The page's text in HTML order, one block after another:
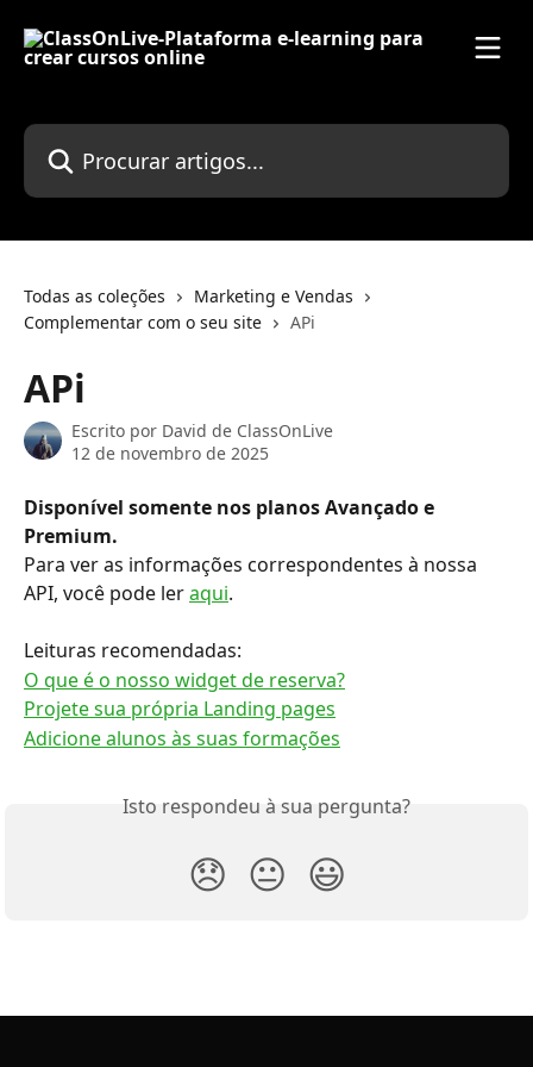
Procurar artigos...
Todas as coleções
Marketing e Vendas
Complementar com o seu site
APi
APi
Escrito por David de ClassOnLive
12 de novembro de 2025
Disponível somente nos planos Avançado e
Premium.
Para ver as informações correspondentes à nossa
API, você pode ler aqui.
Leituras recomendadas:
O que é o nosso widget de reserva?
Projete sua própria Landing pages
Adicione alunos às suas formações
Isto respondeu à sua pergunta?
😞 😐 😃